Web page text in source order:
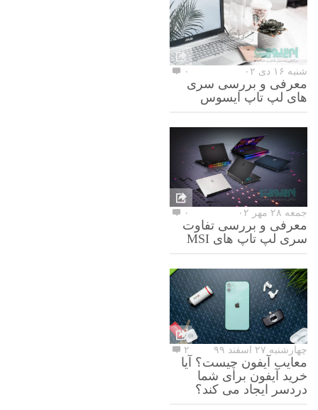
شنبه ۱۶ دی ۰۲ ۰
معرفی و بررسی سری
های لپ تاپ ایسوس
جمعه ۲۸ مهر ۰۲ ۰
معرفی و بررسی تفاوت
سری لپ تاپ های MSI
چهارشنبه ۲۷ اسفند ۹۹ ۲
معایب آیفون چیست؟ آیا
خرید آیفون برای شما
دردسر ایجاد می کند؟